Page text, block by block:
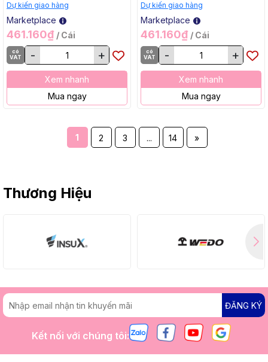
Dự kiến giao hàng
Marketplace
461.160₫ / Cái
có
VAT
- +
Xem nhanh
Mua ngay
Dự kiến giao hàng
Marketplace
461.160₫ / Cái
có
VAT
- +
Xem nhanh
Mua ngay
1 2 3 ... 14 »
Thương Hiệu
ĐĂNG KÝ
Kết nối với chúng tôi: